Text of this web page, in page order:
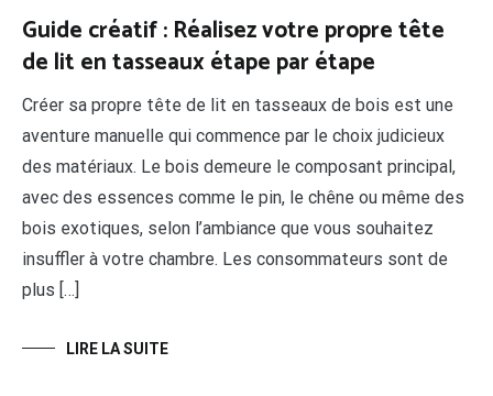
Guide créatif : Réalisez votre propre tête
de lit en tasseaux étape par étape
Créer sa propre tête de lit en tasseaux de bois est une
aventure manuelle qui commence par le choix judicieux
des matériaux. Le bois demeure le composant principal,
avec des essences comme le pin, le chêne ou même des
bois exotiques, selon l’ambiance que vous souhaitez
insuffler à votre chambre. Les consommateurs sont de
plus […]
LIRE LA SUITE